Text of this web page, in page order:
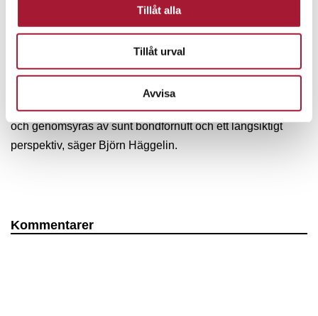
Tillåt alla
Tillåt urval
Avvisa
det är en helt onödig situation, eftersom det inte kostar
särskilt mycket att skaffa en livförsäkring. Vad är viktigast –
din familjs trygghet eller släpvagnens? Våra kunder väljer
oss för att de kan vara säkra på att allt sker smidigt om de
avlider. Dessutom är Spiltan Invest en av våra större ägare.
Detta borgar för att vi står på den vanliga människans sida
och genomsyras av sunt bondförnuft och ett långsiktigt
perspektiv, säger Björn Häggelin.
Kommentarer